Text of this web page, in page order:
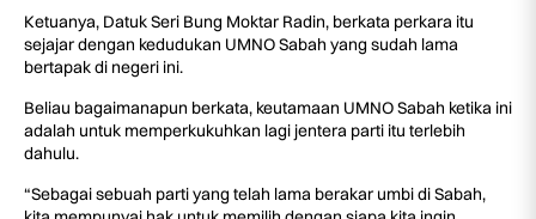
Ketuanya, Datuk Seri Bung Moktar Radin, berkata perkara itu
sejajar dengan kedudukan UMNO Sabah yang sudah lama
bertapak di negeri ini.
Beliau bagaimanapun berkata, keutamaan UMNO Sabah ketika ini
adalah untuk memperkukuhkan lagi jentera parti itu terlebih
dahulu.
“Sebagai sebuah parti yang telah lama berakar umbi di Sabah,